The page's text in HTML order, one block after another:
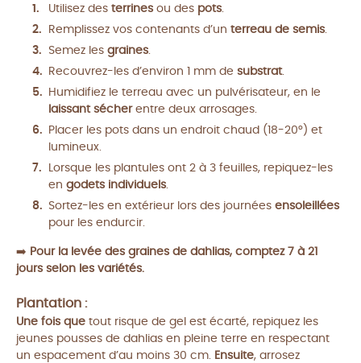
Utilisez des terrines ou des pots.
Remplissez vos contenants d’un terreau de semis.
Semez les graines.
Recouvrez-les d’environ 1 mm de substrat.
Humidifiez le terreau avec un pulvérisateur, en le
laissant sécher entre deux arrosages.
Placer les pots dans un endroit chaud (18-20°) et
lumineux.
Lorsque les plantules ont 2 à 3 feuilles, repiquez-les
en godets individuels.
Sortez-les en extérieur lors des journées ensoleillées
pour les endurcir.
➡️ Pour la levée des graines de dahlias, comptez 7 à 21
jours selon les variétés.
Plantation :
Une fois que tout risque de gel est écarté, repiquez les
jeunes pousses de dahlias en pleine terre en respectant
un espacement d’au moins 30 cm. Ensuite, arrosez